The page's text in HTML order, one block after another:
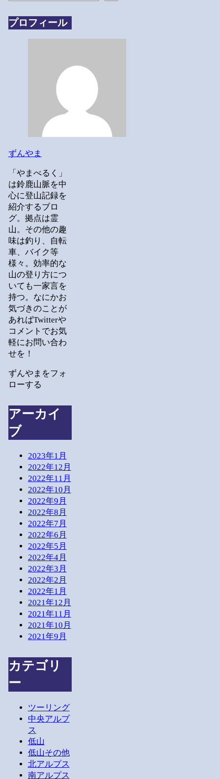
プロフィール
ずんやま
「やまべるく」
は鈴鹿山脈を中
心に登山記録を
紹介するブロ
グ。拠点は霊
山。その他の趣
味は釣り、自転
車、バイク等
様々。効率的な
山の登り方につ
いても一家言を
持つ。なにかお
気づきのことが
あればTwitterや
コメントでお気
軽にお問い合わ
せを！
ずんやまをフォ
ローする
アーカイ
ブ
2023年1月
2022年12月
2022年11月
2022年10月
2022年9月
2022年8月
2022年7月
2022年6月
2022年5月
2022年4月
2022年3月
2022年2月
2022年1月
2021年12月
2021年11月
2021年10月
2021年9月
カテゴリ
ー
ツーリング
中央アルプ
ス
低山
低山その他
北アルプス
南アルプス